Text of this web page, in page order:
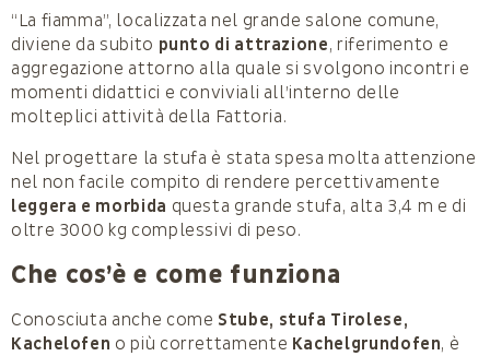
“La fiamma”, localizzata nel grande salone comune,
diviene da subito punto di attrazione, riferimento e
aggregazione attorno alla quale si svolgono incontri e
momenti didattici e conviviali all’interno delle
molteplici attività della Fattoria.
Nel progettare la stufa è stata spesa molta attenzione
nel non facile compito di rendere percettivamente
leggera e morbida questa grande stufa, alta 3,4 m e di
oltre 3000 kg complessivi di peso.
Che cos’è e come funziona
Conosciuta anche come Stube, stufa Tirolese,
Kachelofen o più correttamente Kachelgrundofen, è